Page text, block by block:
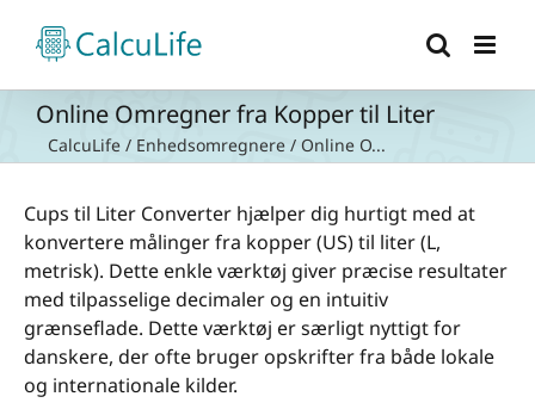
content
Online Omregner fra Kopper til Liter
CalcuLife / Enhedsomregnere / Online O...
Cups til Liter Converter hjælper dig hurtigt med at
konvertere målinger fra kopper (US) til liter (L,
metrisk). Dette enkle værktøj giver præcise resultater
med tilpasselige decimaler og en intuitiv
grænseflade. Dette værktøj er særligt nyttigt for
danskere, der ofte bruger opskrifter fra både lokale
og internationale kilder.